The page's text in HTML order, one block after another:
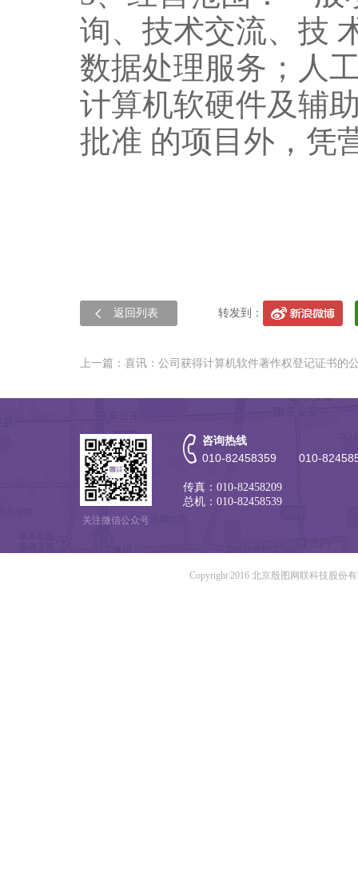
询、技术交流、技
数据处理服务；人
计算机软硬件及辅
批准 的项目外，凭
返回列表 转发到：
上一篇：喜讯：公司获得计算机软件著作权登记证书的
关注微信公众号
咨询热线
010-82458359 010-
传真：010-82458209
总机：010-82458539
Copyright 2016 北京殷图网联科技股份